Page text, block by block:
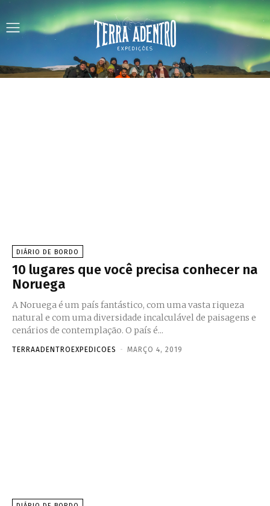
DIÁRIO DE BORDO
10 lugares que você precisa conhecer na
Noruega
A Noruega é um país fantástico, com uma vasta riqueza
natural e com uma diversidade incalculável de paisagens e
cenários de contemplação. O país é...
TERRAADENTROEXPEDICOES - MARÇO 4, 2019